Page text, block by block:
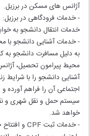
آژانس های مسکن در برزیل.
- خدمات فرودگاهی در برزیل:
خدمات انتقال دانشجو به
- خدمات آشنایی دانشجو با
به دلیل مسافرت دانشجو به
محیط پیرامون تحصیل،
آشنایی دانشجو را با شرایط
اجتماعی آن را فراهم آورده
سیستم حمل و نقل شهری و
خواهد شد.
- خدمات ثبت CPF و افتتاح حساب بانکی: